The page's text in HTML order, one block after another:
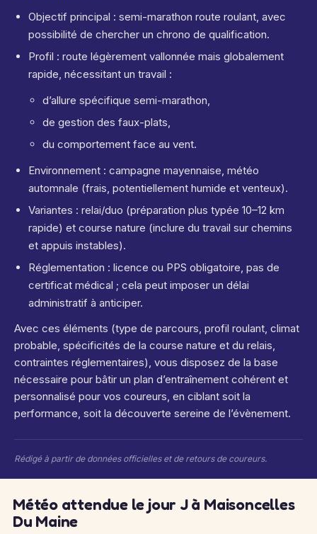
Objectif principal : semi-marathon route roulant, avec
possibilité de chercher un chrono de qualification.
Profil : route légèrement vallonnée mais globalement
rapide, nécessitant un travail :
d’allure spécifique semi-marathon,
de gestion des faux-plats,
du comportement face au vent.
Environnement : campagne mayennaise, météo
automnale (frais, potentiellement humide et venteux).
Variantes : relai/duo (préparation plus typée 10–12 km
rapide) et course nature (inclure du travail sur chemins
et appuis instables).
Réglementation : licence ou PPS obligatoire, pas de
certificat médical ; cela peut imposer un délai
administratif à anticiper.
Avec ces éléments (type de parcours, profil roulant, climat
probable, spécificités de la course nature et du relais,
contraintes réglementaires), vous disposez de la base
nécessaire pour bâtir un plan d’entraînement cohérent et
personnalisé pour vos coureurs, en ciblant soit la
performance, soit la découverte sereine de l’évènement.
Rédigé à partir de données officielles et de retours de coureurs.
Météo attendue le jour J à Maisoncelles
Du Maine